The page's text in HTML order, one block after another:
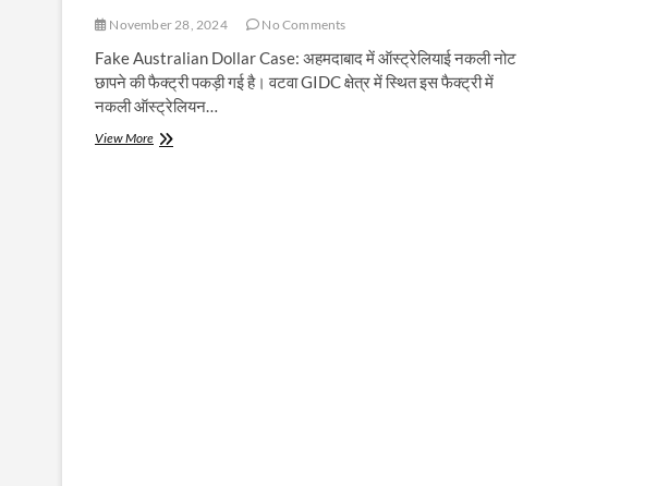
November 28, 2024 No Comments
Fake Australian Dollar Case: अहमदाबाद में ऑस्ट्रेलियाई नकली नोट
छापने की फैक्ट्री पकड़ी गई है। वटवा GIDC क्षेत्र में स्थित इस फैक्ट्री में
नकली ऑस्ट्रेलियन…
View Moreअहमदाबाद